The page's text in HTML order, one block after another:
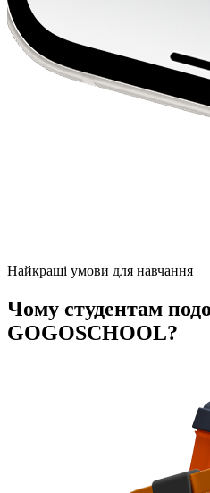
Найкращі умови для навчання
Чому студентам
GOGOSCHOOL?